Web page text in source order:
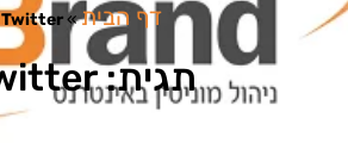
דף הבית»
Twitter
תגית: Twitter